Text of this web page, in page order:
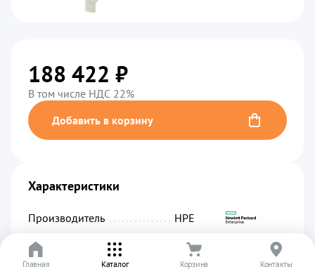
188 422 ₽
В том числе НДС 22%
Добавить в корзину
Характеристики
Производитель
HPE
Код производителя
R7N87A
Артикул
УТ-00003321
Главная Каталог Корзина Контакты